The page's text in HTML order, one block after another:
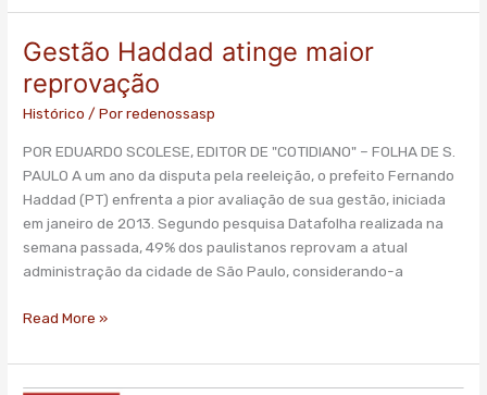
Gestão Haddad atinge maior
reprovação
Histórico / Porredenossasp
POR EDUARDO SCOLESE, EDITOR DE "COTIDIANO" – FOLHA DE S.
PAULO A um ano da disputa pela reeleição, o prefeito Fernando
Haddad (PT) enfrenta a pior avaliação de sua gestão, iniciada
em janeiro de 2013. Segundo pesquisa Datafolha realizada na
semana passada, 49% dos paulistanos reprovam a atual
administração da cidade de São Paulo, considerando-a
Gestão
atinge
maior
Read More »